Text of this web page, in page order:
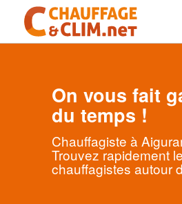
On vous fait
du temps !
Chauffagiste à
Trouvez rapidement
chauffagistes autour